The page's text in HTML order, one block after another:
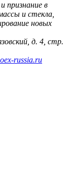
признание в
и стекла,
новых
д. 4, стр.
russia.ru